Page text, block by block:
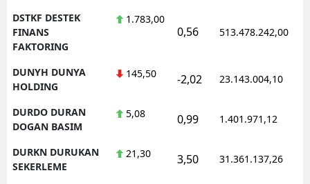
DSTKF DESTEK
FINANS
FAKTORING
1.783,00
0,56 513.478.242,00
DUNYH DUNYA
HOLDING
145,50 -2,02 23.143.004,10
DURDO DURAN
DOGAN BASIM
5,08 0,99 1.401.971,12
DURKN DURUKAN
SEKERLEME
21,30 3,50 31.361.137,26